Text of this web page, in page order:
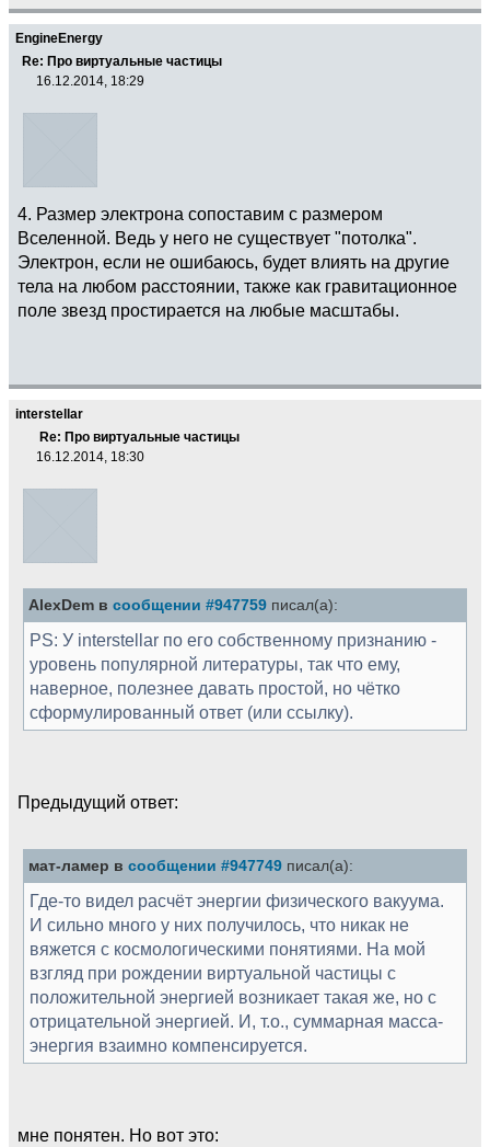
EngineEnergy
Re: Про виртуальные частицы
16.12.2014, 18:29
4. Размер электрона сопоставим с размером
Вселенной. Ведь у него не существует "потолка".
Электрон, если не ошибаюсь, будет влиять на другие
тела на любом расстоянии, также как гравитационное
поле звезд простирается на любые масштабы.
interstellar
Re: Про виртуальные частицы
16.12.2014, 18:30
AlexDem в сообщении #947759 писал(а):
PS: У interstellar по его собственному признанию -
уровень популярной литературы, так что ему,
наверное, полезнее давать простой, но чётко
сформулированный ответ (или ссылку).
Предыдущий ответ:
мат-ламер в сообщении #947749 писал(а):
Где-то видел расчёт энергии физического вакуума.
И сильно много у них получилось, что никак не
вяжется с космологическими понятиями. На мой
взгляд при рождении виртуальной частицы с
положительной энергией возникает такая же, но с
отрицательной энергией. И, т.о., суммарная масса-
энергия взаимно компенсируется.
мне понятен. Но вот это: